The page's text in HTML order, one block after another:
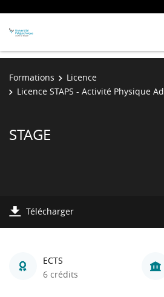
Formations
Licence
Licence STAPS - Activité Physique
STAGE
Télécharger
ECTS
6 crédits